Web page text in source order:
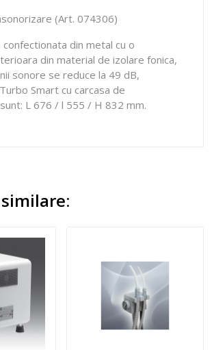
(Art. 074306)
confectionata din metal cu o
din material de izolare fonica,
sonore se reduce la 49 dB,
Smart cu carcasa de
L 676 / l 555 / H 832 mm.